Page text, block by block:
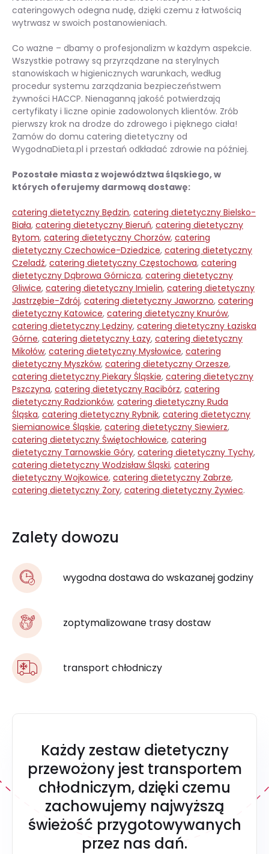
cateringowych odegna nudę, dzięki czemu z łatwością
wytrwasz w swoich postanowieniach.
Co ważne – dbamy o profesjonalizm w każdym aspekcie.
Wszystkie potrawy są przyrządzane na sterylnych
stanowiskach w higienicznych warunkach, według
procedur systemu zarządzania bezpieczeństwem
żywności HACCP. Nienaganną jakość potwierdzają
certyfikaty i liczne opinie zadowolonych klientów. Zrób
pierwszy krok na drodze do zdrowego i pięknego ciała!
Zamów do domu catering dietetyczny od
WygodnaDieta.pl i przestań odkładać zdrowie na później.
Pozostałe miasta z województwa śląskiego, w
których oferujemy darmową dostawę:
catering dietetyczny Będzin, catering dietetyczny Bielsko-
Biała, catering dietetyczny Bieruń, catering dietetyczny
Bytom, catering dietetyczny Chorzów, catering
dietetyczny Czechowice-Dziedzice, catering dietetyczny
Czeladź, catering dietetyczny Częstochowa, catering
dietetyczny Dąbrowa Górnicza, catering dietetyczny
Gliwice, catering dietetyczny Imielin, catering dietetyczny
Jastrzębie-Zdrój, catering dietetyczny Jaworzno, catering
dietetyczny Katowice, catering dietetyczny Knurów,
catering dietetyczny Lędziny, catering dietetyczny Łaziska
Górne, catering dietetyczny Łazy, catering dietetyczny
Mikołów, catering dietetyczny Mysłowice, catering
dietetyczny Myszków, catering dietetyczny Orzesze,
catering dietetyczny Piekary Śląskie, catering dietetyczny
Pszczyna, catering dietetyczny Racibórz, catering
dietetyczny Radzionków, catering dietetyczny Ruda
Śląska, catering dietetyczny Rybnik, catering dietetyczny
Siemianowice Śląskie, catering dietetyczny Siewierz,
catering dietetyczny Świętochłowice, catering
dietetyczny Tarnowskie Góry, catering dietetyczny Tychy,
catering dietetyczny Wodzisław Śląski, catering
dietetyczny Wojkowice, catering dietetyczny Zabrze,
catering dietetyczny Żory, catering dietetyczny Żywiec.
Zalety dowozu
wygodna dostawa do wskazanej godziny
zoptymalizowane trasy dostaw
transport chłodniczy
Każdy zestaw dietetyczny
przewożony jest transportem
chłodniczym, dzięki czemu
zachowujemy najwyższą
świeżość przygotowywanych
przez nas dań.